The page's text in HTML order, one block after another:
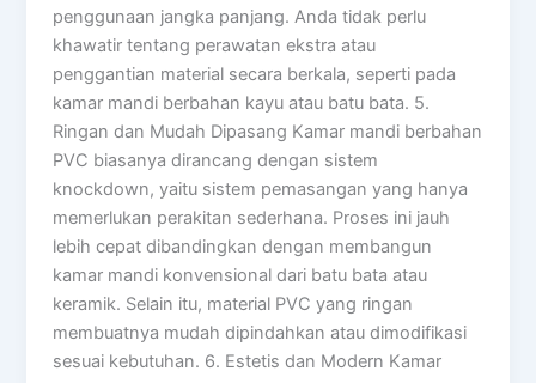
penggunaan jangka panjang. Anda tidak perlu
khawatir tentang perawatan ekstra atau
penggantian material secara berkala, seperti pada
kamar mandi berbahan kayu atau batu bata. 5.
Ringan dan Mudah Dipasang Kamar mandi berbahan
PVC biasanya dirancang dengan sistem
knockdown, yaitu sistem pemasangan yang hanya
memerlukan perakitan sederhana. Proses ini jauh
lebih cepat dibandingkan dengan membangun
kamar mandi konvensional dari batu bata atau
keramik. Selain itu, material PVC yang ringan
membuatnya mudah dipindahkan atau dimodifikasi
sesuai kebutuhan. 6. Estetis dan Modern Kamar